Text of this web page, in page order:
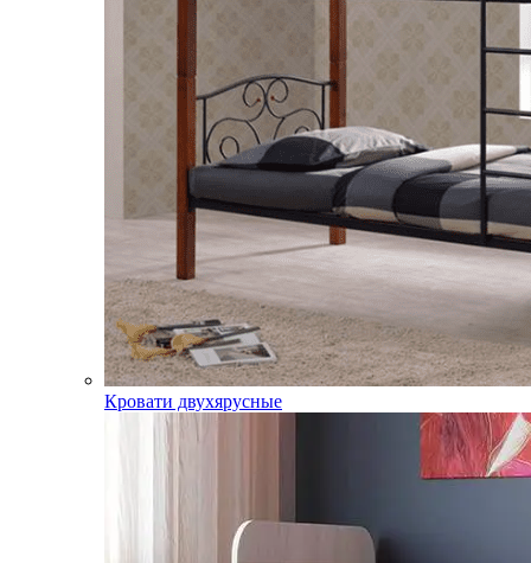
Кровати двухярусные